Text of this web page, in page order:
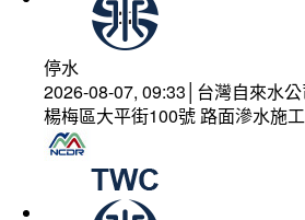
停水
2026-08-07, 09:33│台灣自來水
楊梅區大平街100號 路面滲水施工